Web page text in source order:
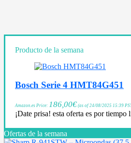
Producto de la semana
Bosch Serie 4 HMT84G451
Amazon.es Price: 186,00€ (as of 24/08/2025 15:39
¡Date prisa! esta oferta es por tiempo
Ofertas de la semana